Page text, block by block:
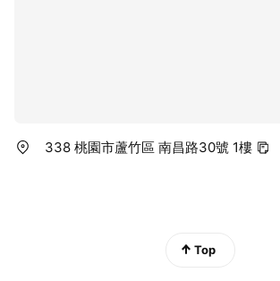
338 桃園市蘆竹區 南昌路30號 1樓
Top